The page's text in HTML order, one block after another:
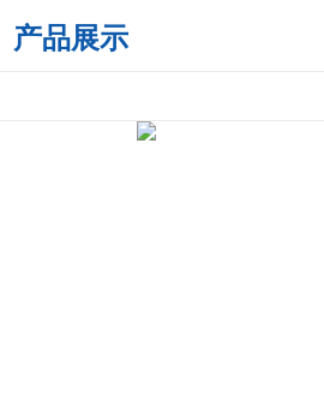
产品展示